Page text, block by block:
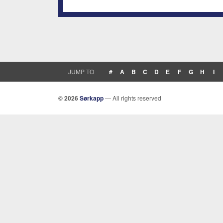
JUMP TO # A B C D E F G H I
© 2026Sørkapp— All rights reserved